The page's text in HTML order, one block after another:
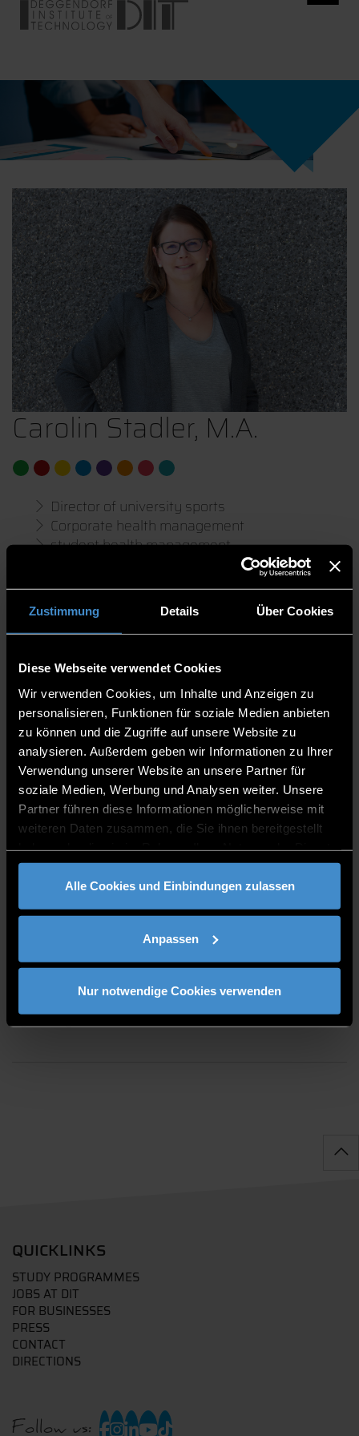
Zustimmung Details Über Cookies
Diese Webseite verwendet Cookies
Wir verwenden Cookies, um Inhalte und Anzeigen zu
personalisieren, Funktionen für soziale Medien anbieten
zu können und die Zugriffe auf unsere Website zu
analysieren. Außerdem geben wir Informationen zu Ihrer
Verwendung unserer Website an unsere Partner für
soziale Medien, Werbung und Analysen weiter. Unsere
Partner führen diese Informationen möglicherweise mit
weiteren Daten zusammen, die Sie ihnen bereitgestellt
gesammelt haben.
Alle Cookies und Einbindungen zulassen
Anpassen
Nur notwendige Cookies verwenden
Carolin Stadler, M.A.
Director of university sports
Corporate health management
student health management
Human Resource Management
Organisational Development Health Management
Deputy Head of Division
Speaker
H 102
0991/3615-406
BÜROZEITEN
Monday-Thursday: 8:30-12:00 h/13:00-16:30 h
CONSULTING TIME
by arrangement
QUICKLINKS
STUDY PROGRAMMES
JOBS AT DIT
FOR BUSINESSES
PRESS
CONTACT
DIRECTIONS
Follow us: